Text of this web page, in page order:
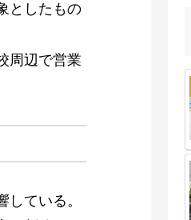
としたもの
周辺で営業
ている。